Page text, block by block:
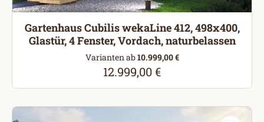
Gartenhaus Cubilis wekaLine 412, 498x400,
Glastür, 4 Fenster, Vordach, naturbelassen
Varianten ab10.999,00 €
Regulärer Preis:
12.999,00 €